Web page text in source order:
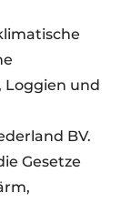
Loggien und
BV.
Gesetze